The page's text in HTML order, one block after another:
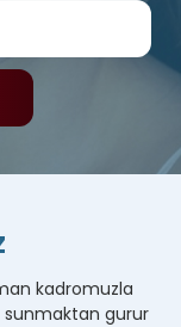
kadromuzla
sunmaktan gurur